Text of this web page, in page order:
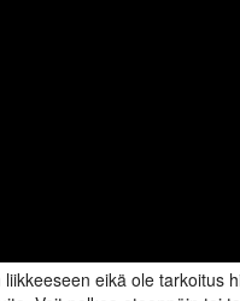
eikä ole tarkoitus